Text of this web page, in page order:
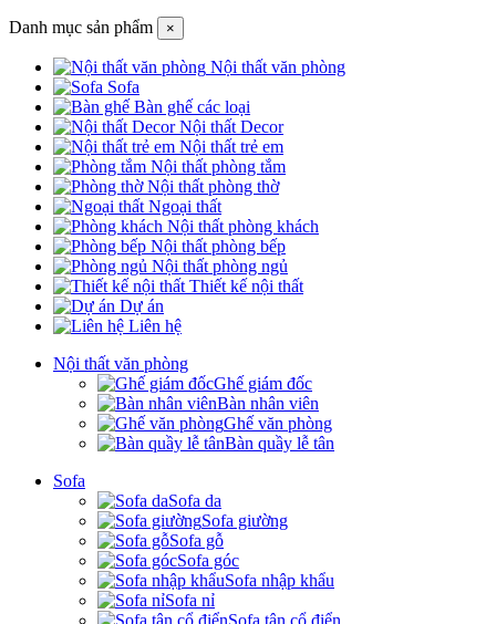
Danh mục sản phẩm ×
Nội thất văn phòng
Sofa
Bàn ghế các loại
Nội thất Decor
Nội thất trẻ em
Nội thất phòng tắm
Nội thất phòng thờ
Ngoại thất
Nội thất phòng khách
Nội thất phòng bếp
Nội thất phòng ngủ
Thiết kế nội thất
Dự án
Liên hệ
Nội thất văn phòng
Ghế giám đốc
Bàn nhân viên
Ghế văn phòng
Bàn quầy lễ tân
Sofa
Sofa da
Sofa giường
Sofa gỗ
Sofa góc
Sofa nhập khẩu
Sofa nỉ